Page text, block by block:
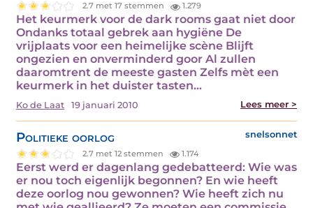
2.7 met 17 stemmen 1.279
Het keurmerk voor de dark rooms gaat niet door
Ondanks totaal gebrek aan hygiëne De
vrijplaats voor een heimelijke scène Blijft
ongezien en onverminderd goor Al zullen
daaromtrent de meeste gasten Zelfs mèt een
keurmerk in het duister tasten…
Ko de Laat 19 januari 2010 Lees meer >
Politieke oorlog snelsonnet
2.7 met 12 stemmen 1.174
Eerst werd er dagenlang gedebatteerd: Wie was
er nou toch eigenlijk begonnen? En wie heeft
deze oorlog nou gewonnen? Wie heeft zich nu